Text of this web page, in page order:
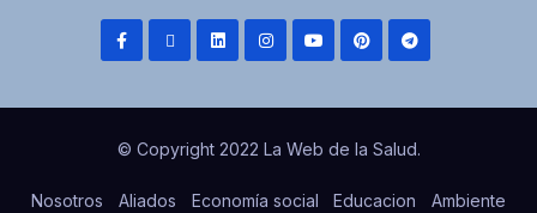
© Copyright 2022 La Web de la Salud.
Nosotros Aliados Economía social Educacion Ambiente